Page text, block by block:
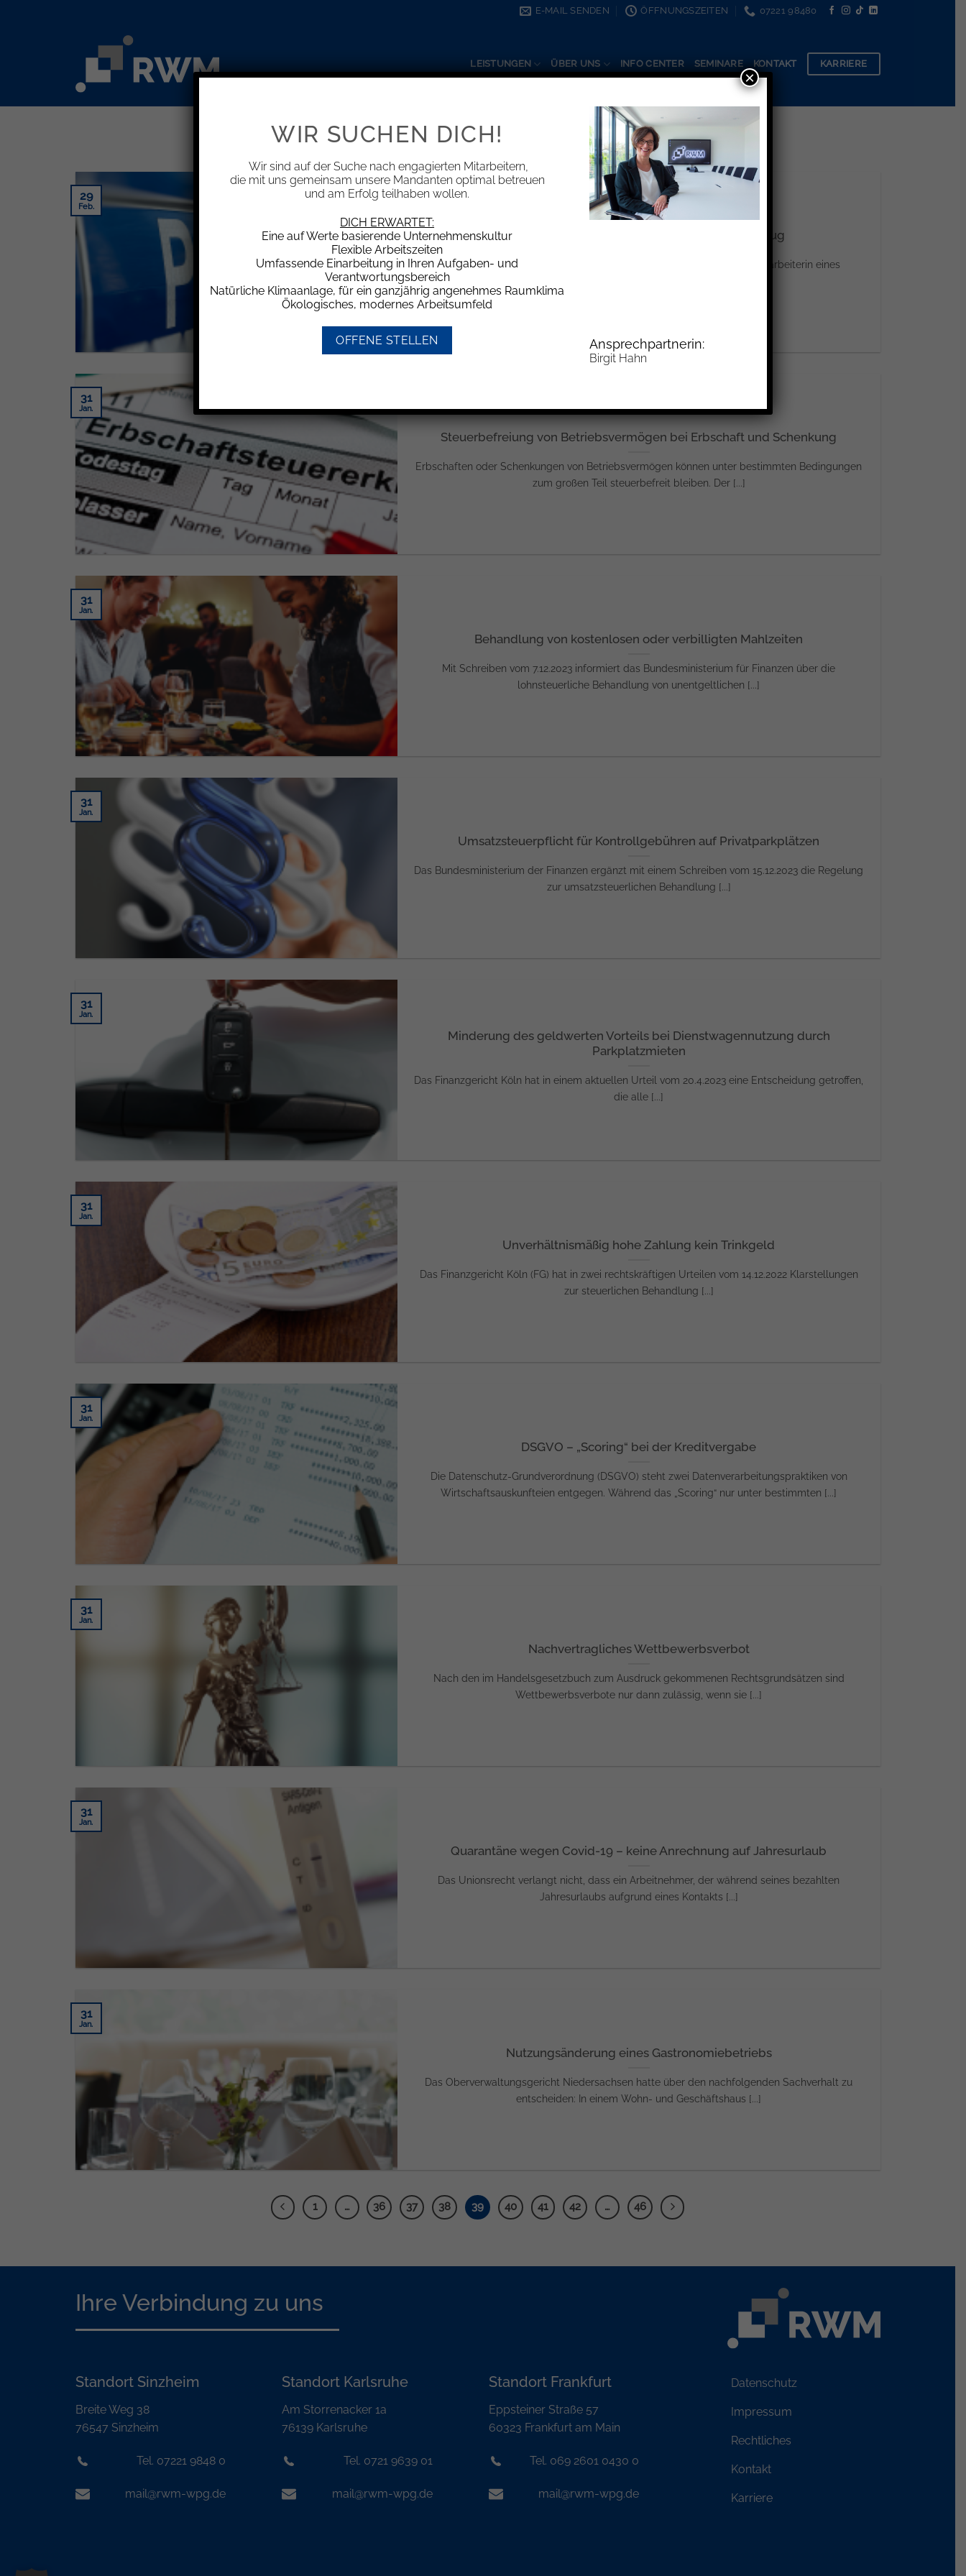
E-MAIL SENDEN ÖFFNUNGSZEITEN 07221 98480
LEISTUNGEN ÜBER UNS INFO CENTER SEMINARE KONTAKT KARRIERE
KATEGORIE-ARCHIVE: INFORMATIONEN
Unfall bei Vorbeifahrt an einem Müllabfuhrfahrzeug
In einem vom Bundesgerichtshof (BGH) entschiedenen Fall fuhr die Mitarbeiterin eines
29
Feb.
Steuerbefreiung von Betriebsvermögen bei Erbschaft und Schenkung
Erbschaften oder Schenkungen von Betriebsvermögen können unter bestimmten Bedingungen
zum großen Teil steuerbefreit bleiben. Der [...]
31
Jan.
Behandlung von kostenlosen oder verbilligten Mahlzeiten
Mit Schreiben vom 7.12.2023 informiert das Bundesministerium für Finanzen über die
lohnsteuerliche Behandlung von unentgeltlichen [...]
31
Jan.
Umsatzsteuerpflicht für Kontrollgebühren auf Privatparkplätzen
Das Bundesministerium der Finanzen ergänzt mit einem Schreiben vom 15.12.2023 die Regelung
zur umsatzsteuerlichen Behandlung [...]
31
Jan.
Minderung des geldwerten Vorteils bei Dienstwagennutzung durch
Parkplatzmieten
Das Finanzgericht Köln hat in einem aktuellen Urteil vom 20.4.2023 eine Entscheidung getroffen,
die alle [...]
31
Jan.
Unverhältnismäßig hohe Zahlung kein Trinkgeld
Das Finanzgericht Köln (FG) hat in zwei rechtskräftigen Urteilen vom 14.12.2022 Klarstellungen
zur steuerlichen Behandlung [...]
31
Jan.
DSGVO – „Scoring“ bei der Kreditvergabe
Die Datenschutz-Grundverordnung (DSGVO) steht zwei Datenverarbeitungspraktiken von
Wirtschaftsauskunfteien entgegen. Während das „Scoring“ nur unter bestimmten [...]
31
Jan.
Nachvertragliches Wettbewerbsverbot
Nach den im Handelsgesetzbuch zum Ausdruck gekommenen Rechtsgrundsätzen sind
Wettbewerbsverbote nur dann zulässig, wenn sie [...]
31
Jan.
Quarantäne wegen Covid-19 – keine Anrechnung auf Jahresurlaub
Das Unionsrecht verlangt nicht, dass ein Arbeitnehmer, der während seines bezahlten
Jahresurlaubs aufgrund eines Kontakts [...]
31
Jan.
Nutzungsänderung eines Gastronomiebetriebs
Das Oberverwaltungsgericht Niedersachsen hatte über den nachfolgenden Sachverhalt zu
entscheiden: In einem Wohn- und Geschäftshaus [...]
31
Jan.
1 … 36 37 38 39 40 41 42 … 46
Ihre Verbindung zu uns
Standort Sinzheim
Breite Weg 38
76547 Sinzheim
Tel. 07221 9848 0
mail@rwm-wpg.de
Standort Karlsruhe
Am Storrenacker 1a
76139 Karlsruhe
Tel. 0721 9639 01
mail@rwm-wpg.de
Standort Frankfurt
Eppsteiner Straße 57
60323 Frankfurt am Main
Tel. 069 2601 0430 0
mail@rwm-wpg.de
Datenschutz
Impressum
Rechtliches
Kontakt
Karriere
WIR SUCHEN DICH!
Wir sind auf der Suche nach engagierten Mitarbeitern,
die mit uns gemeinsam unsere Mandanten optimal betreuen
und am Erfolg teilhaben wollen.
DICH ERWARTET:
Eine auf Werte basierende Unternehmenskultur
Flexible Arbeitszeiten
Umfassende Einarbeitung in Ihren Aufgaben- und
Verantwortungsbereich
Natürliche Klimaanlage, für ein ganzjährig angenehmes Raumklima
Ökologisches, modernes Arbeitsumfeld
OFFENE STELLEN Ansprechpartnerin:
Birgit Hahn
×